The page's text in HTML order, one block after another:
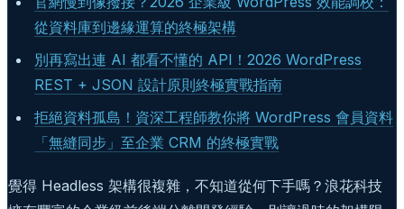
從資料庫到邊緣運算的終極架構
別再寫出連 AI 都看不懂的 API！2026 WordPress
REST + JSON 設計原則終極實戰指南
拒絕資料孤島！資深工程師教你將 WordPress 會員資料
「無縫同步」至企業 CRM 的終極實戰
覺得 Headless 架構很複雜，不知道從何下手嗎？浪花科技